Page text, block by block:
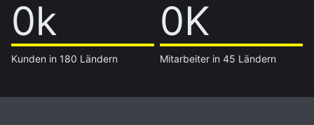
0k
14k
Kunden in 180 Ländern
0K
7K
Mitarbeiter in 45 Ländern